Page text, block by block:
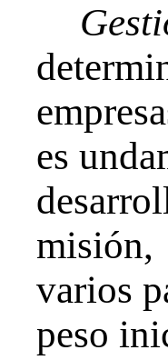
es
varios
peso